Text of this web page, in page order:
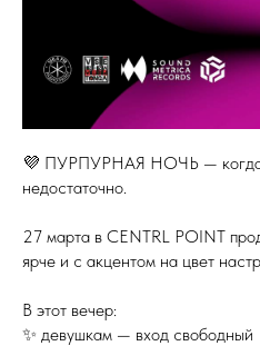
💜 ПУРПУРНАЯ НОЧЬ — когда
недостаточно.
27 марта в CENTRL POINT
ярче и с акцентом на цвет
В этот вечер:
✨ девушкам — вход свободный